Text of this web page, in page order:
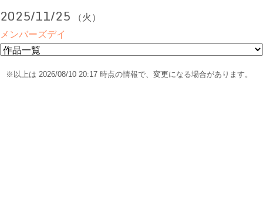
2025/11/25 （火）
メンバーズデイ
※以上は 2026/08/10 20:17 時点の情報で、変更になる場合があります。